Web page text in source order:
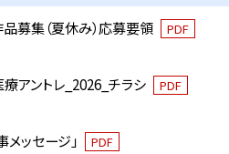
募集（夏休み）応募要領 PDF
アントレ_2026_チラシ
PDF
ッセージ」
PDF